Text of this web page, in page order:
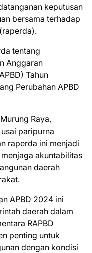
keputusan
bersama terhadap
tentang
Anggaran
Tahun
Perubahan APBD
Raya,
paripurna
raperda ini menjadi
akuntabilitas
daerah
APBD 2024 ini
daerah dalam
RAPBD
penting untuk
dengan kondisi